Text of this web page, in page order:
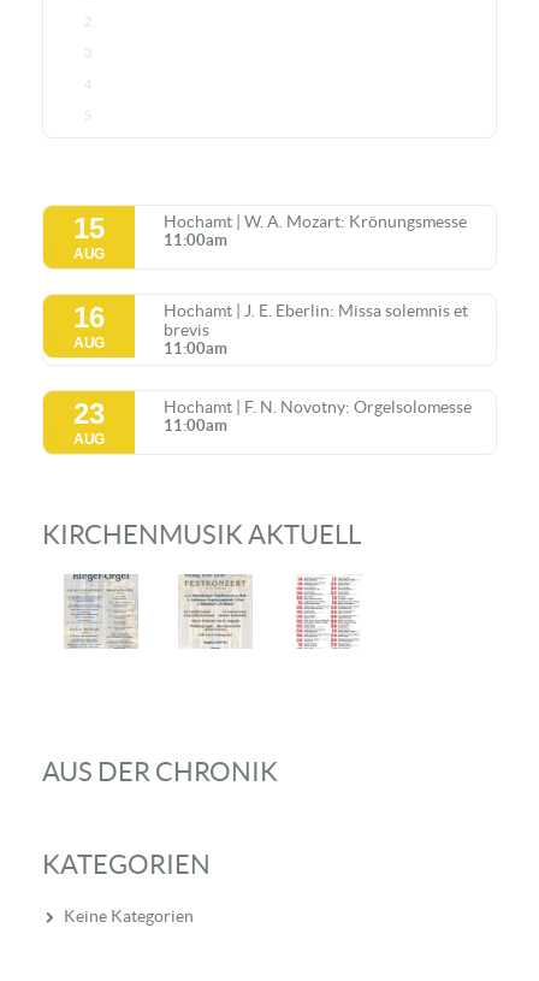
2
3
4
5
15
AUG
Hochamt | W. A. Mozart: Krönungsmesse
11:00am
16
AUG
Hochamt | J. E. Eberlin: Missa solemnis et
brevis
11:00am
23
AUG
Hochamt | F. N. Novotny: Orgelsolomesse
11:00am
KIRCHENMUSIK AKTUELL
AUS DER CHRONIK
KATEGORIEN
Keine Kategorien